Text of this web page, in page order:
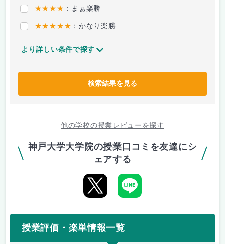
★★★★ ：まぁ楽勝
★★★★★ ：かなり楽勝
より詳しい条件で探す
検索結果を見る
他の学校の授業レビューを探す
神戸大学大学院の授業口コミを友達にシ
ェアする
授業評価・楽単情報一覧